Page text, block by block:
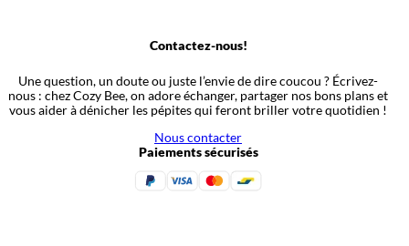
Contactez-nous!
Une question, un doute ou juste l’envie de dire coucou ? Écrivez-
nous : chez Cozy Bee, on adore échanger, partager nos bons plans et
vous aider à dénicher les pépites qui feront briller votre quotidien !
Nous contacter
Paiements sécurisés